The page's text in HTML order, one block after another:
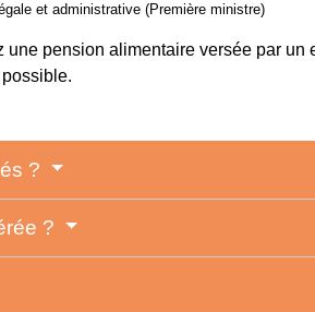
et administrative (Première ministre)
pension alimentaire versée par
?
?